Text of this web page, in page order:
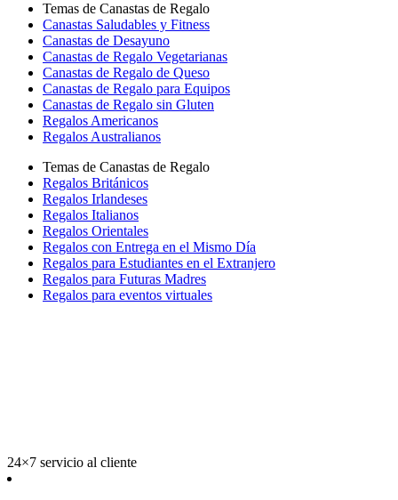
Temas de Canastas de Regalo
Canastas Saludables y Fitness
Canastas de Desayuno
Canastas de Regalo Vegetarianas
Canastas de Regalo de Queso
Canastas de Regalo para Equipos
Canastas de Regalo sin Gluten
Regalos Americanos
Regalos Australianos
Temas de Canastas de Regalo
Regalos Británicos
Regalos Irlandeses
Regalos Italianos
Regalos Orientales
Regalos con Entrega en el Mismo Día
Regalos para Estudiantes en el Extranjero
Regalos para Futuras Madres
Regalos para eventos virtuales
24×7 servicio al cliente